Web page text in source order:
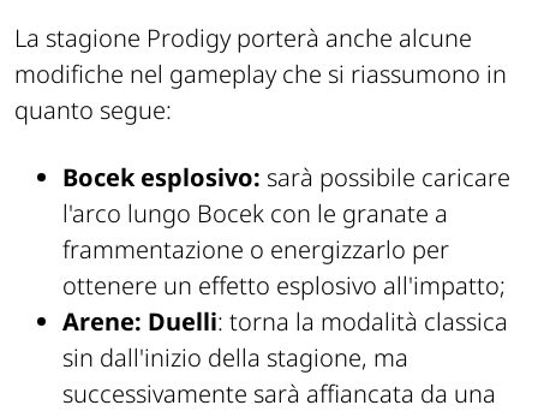
La stagione Prodigy porterà anche alcune
modifiche nel gameplay che si riassumono in
quanto segue:
Bocek esplosivo: sarà possibile caricare
l'arco lungo Bocek con le granate a
frammentazione o energizzarlo per
ottenere un effetto esplosivo all'impatto;
Arene: Duelli: torna la modalità classica
sin dall'inizio della stagione, ma
successivamente sarà affiancata da una